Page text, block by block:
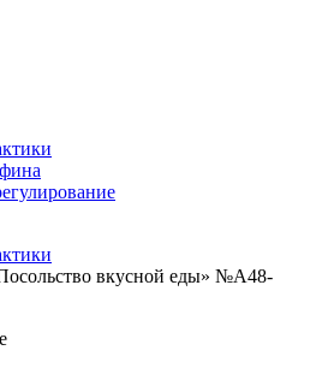
вкусной еды» №А48-